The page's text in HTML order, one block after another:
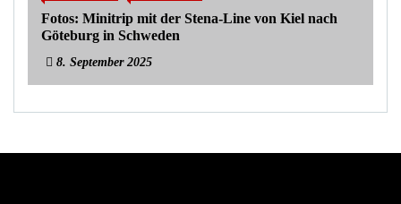
Fotos: Minitrip mit der Stena-Line von Kiel nach
Göteburg in Schweden
8. September 2025